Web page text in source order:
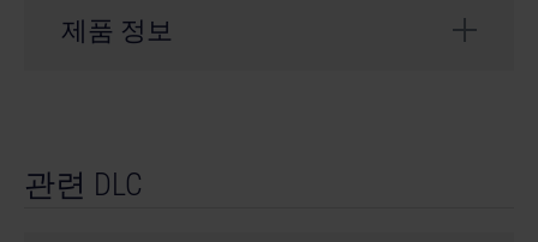
제품 정보
weltenbauer. Software Entwicklung GmbH. Published
관련 DLC